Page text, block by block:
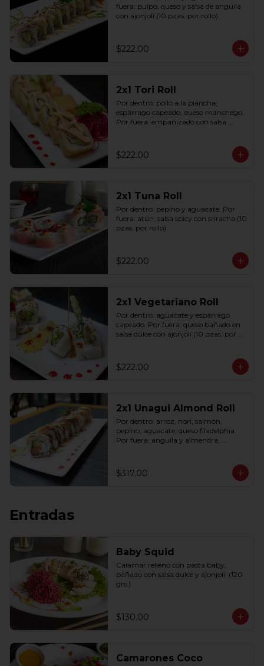
fuera: pulpo, queso y salsa de anguila
con ajonjolí (10 pzas. por rollo).
$222.00
2x1 Tori Roll
Por dentro: pollo a la plancha,
espárrago capeado, queso manchego.
Por fuera: empanizado con salsa
$222.00
2x1 Tuna Roll
Por dentro: pepino y aguacate. Por
fuera: atún, salsa spicy con sriracha (10
pzas. por rollo).
$222.00
2x1 Vegetariano Roll
Por dentro: aguacate y espárrago
capeado. Por fuera: queso bañado en
salsa dulce con ajonjolí (10 pzas, por
$222.00
2x1 Unagui Almond Roll
Por dentro: arroz, nori, salmón,
pepino, aguacate, queso filadelphia.
Por fuera: anguila y almendra,
$317.00
Entradas
Baby Squid
Calamar relleno con pasta baby,
bañado con salsa dulce y ajonjolí. (120
grs.)
$130.00
Camarones Coco